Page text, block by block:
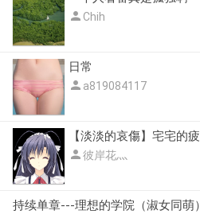
 Chih
日常
 a819084117
彼岸花灬
持续单章---理想的学院（淑女同萌）